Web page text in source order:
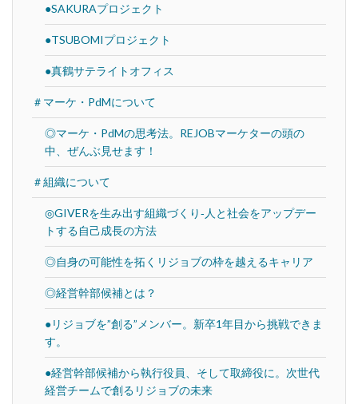
●SAKURAプロジェクト
●TSUBOMIプロジェクト
●真鶴サテライトオフィス
＃マーケ・PdMについて
◎マーケ・PdMの思考法。REJOBマーケターの頭の
中、ぜんぶ見せます！
＃組織について
◎GIVERを生み出す組織づくり‐人と社会をアップデー
トする自己成長の方法
◎自身の可能性を拓くリジョブの枠を越えるキャリア
◎経営幹部候補とは？
●リジョブを”創る”メンバー。新卒1年目から挑戦できま
す。
●経営幹部候補から執行役員、そして取締役に。次世代
経営チームで創るリジョブの未来